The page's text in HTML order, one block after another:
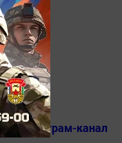
в
MАХ:
Телеграм-канал